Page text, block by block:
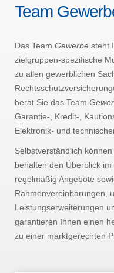
Team
Das Team Gewerbe steht
zielgruppen-spezifische
zu allen gewerblichen
berät Sie das Team
Garantie-, Kredit-,
Elektronik- und
Selbstverständlich
behalten den Überblick
regelmäßig Angebote
Rahmenvereinbarungen,
Leistungserweiterungen
garantieren Ihnen einen
zu einer marktgerechten